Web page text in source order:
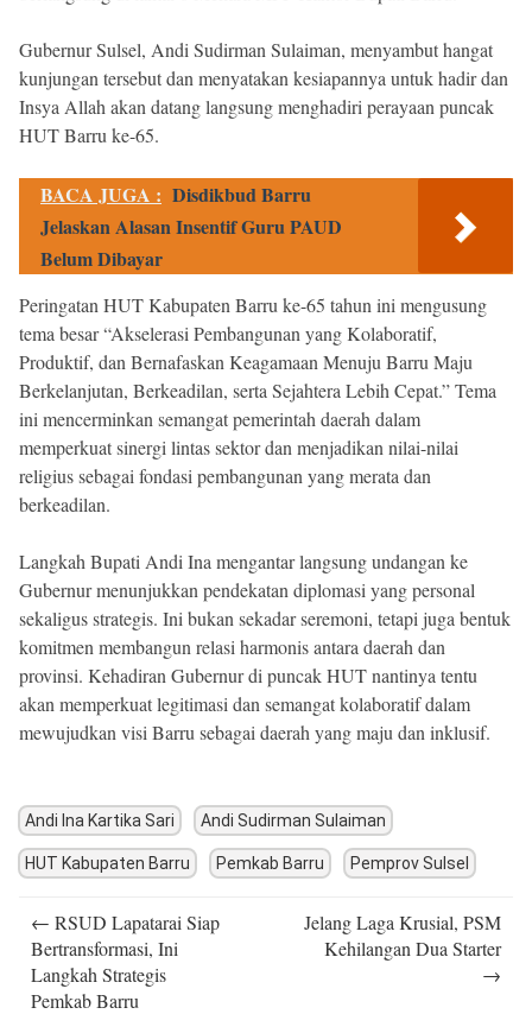
Gubernur Sulsel, Andi Sudirman Sulaiman, menyambut hangat
kunjungan tersebut dan menyatakan kesiapannya untuk hadir dan
Insya Allah akan datang langsung menghadiri perayaan puncak
HUT Barru ke-65.
BACA JUGA : Disdikbud Barru
Jelaskan Alasan Insentif Guru PAUD
Belum Dibayar
Peringatan HUT Kabupaten Barru ke-65 tahun ini mengusung
tema besar “Akselerasi Pembangunan yang Kolaboratif,
Produktif, dan Bernafaskan Keagamaan Menuju Barru Maju
Berkelanjutan, Berkeadilan, serta Sejahtera Lebih Cepat.” Tema
ini mencerminkan semangat pemerintah daerah dalam
memperkuat sinergi lintas sektor dan menjadikan nilai-nilai
religius sebagai fondasi pembangunan yang merata dan
berkeadilan.
Langkah Bupati Andi Ina mengantar langsung undangan ke
Gubernur menunjukkan pendekatan diplomasi yang personal
sekaligus strategis. Ini bukan sekadar seremoni, tetapi juga bentuk
komitmen membangun relasi harmonis antara daerah dan
provinsi. Kehadiran Gubernur di puncak HUT nantinya tentu
akan memperkuat legitimasi dan semangat kolaboratif dalam
mewujudkan visi Barru sebagai daerah yang maju dan inklusif.
Andi Ina Kartika Sari Andi Sudirman Sulaiman
HUT Kabupaten Barru Pemkab Barru Pemprov Sulsel
navigation
← RSUD Lapatarai Siap
Bertransformasi, Ini
Langkah Strategis
Pemkab Barru
Jelang Laga Krusial, PSM
Kehilangan Dua Starter
→